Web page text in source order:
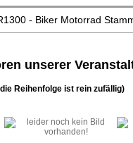
unserer
Reihenfolge ist rein zufällig)